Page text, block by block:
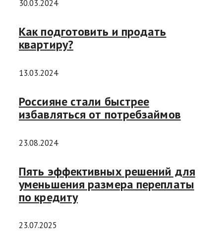
30.03.2024
Как подготовить и продать
квартиру?
13.03.2024
Россияне стали быстрее
избавляться от потребзаймов
23.08.2024
Пять эффективных решений для
уменьшения размера переплаты
по кредиту
23.07.2025